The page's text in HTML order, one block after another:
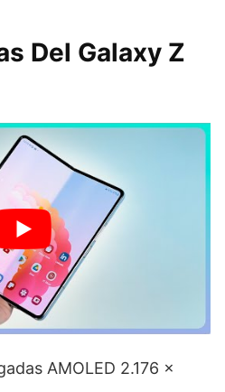
Del Galaxy Z
AMOLED 2.176 ×